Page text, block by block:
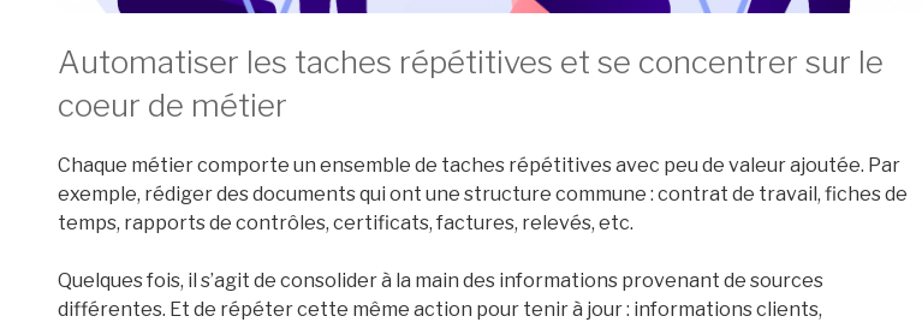
Automatiser les taches répétitives et se concentrer sur le
coeur de métier
Chaque métier comporte un ensemble de taches répétitives avec peu de valeur ajoutée. Par
exemple, rédiger des documents qui ont une structure commune : contrat de travail, fiches de
temps, rapports de contrôles, certificats, factures, relevés, etc.
Quelques fois, il s’agit de consolider à la main des informations provenant de sources
différentes. Et de répéter cette même action pour tenir à jour : informations clients,